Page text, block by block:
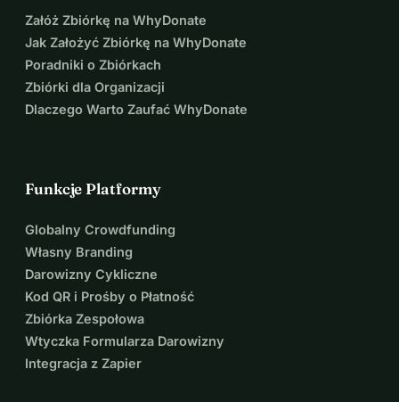
Załóż Zbiórkę na WhyDonate
Jak Założyć Zbiórkę na WhyDonate
Poradniki o Zbiórkach
Zbiórki dla Organizacji
Dlaczego Warto Zaufać WhyDonate
Funkcje Platformy
Globalny Crowdfunding
Własny Branding
Darowizny Cykliczne
Kod QR i Prośby o Płatność
Zbiórka Zespołowa
Wtyczka Formularza Darowizny
Integracja z Zapier